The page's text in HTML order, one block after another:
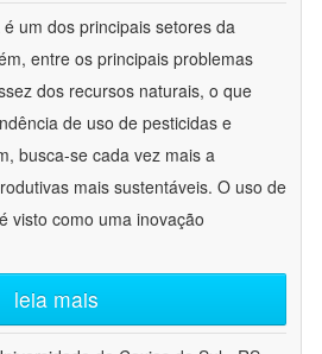
um dos principais setores da
entre os principais problemas
dos recursos naturais, o que
de uso de pesticidas e
busca-se cada vez mais a
mais sustentáveis. O uso de
visto como uma inovação
leia mais